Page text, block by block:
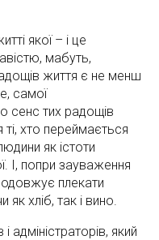
якої – і це
мабуть,
життя є не менш
самої
сенс тих радощів
хто переймається
як істоти
І, попри зауваження
плекати
хліб, так і вино.
адміністраторів, який